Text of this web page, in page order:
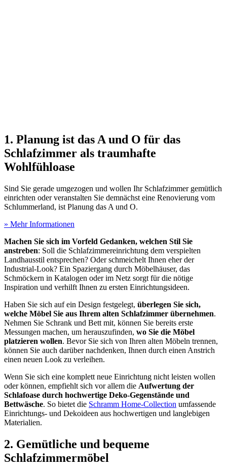
1. Planung ist das A und O für das
Schlafzimmer als traumhafte
Wohlfühloase
Sind Sie gerade umgezogen und wollen Ihr Schlafzimmer gemütlich
einrichten oder veranstalten Sie demnächst eine Renovierung vom
Schlummerland, ist Planung das A und O.
» Mehr Informationen
Machen Sie sich im Vorfeld Gedanken, welchen Stil Sie
anstreben: Soll die Schlafzimmereinrichtung dem verspielten
Landhausstil entsprechen? Oder schmeichelt Ihnen eher der
Industrial-Look? Ein Spaziergang durch Möbelhäuser, das
Schmöckern in Katalogen oder im Netz sorgt für die nötige
Inspiration und verhilft Ihnen zu ersten Einrichtungsideen.
Haben Sie sich auf ein Design festgelegt, überlegen Sie sich,
welche Möbel Sie aus Ihrem alten Schlafzimmer übernehmen.
Nehmen Sie Schrank und Bett mit, können Sie bereits erste
Messungen machen, um herauszufinden, wo Sie die Möbel
platzieren wollen. Bevor Sie sich von Ihren alten Möbeln trennen,
können Sie auch darüber nachdenken, Ihnen durch einen Anstrich
einen neuen Look zu verleihen.
Wenn Sie sich eine komplett neue Einrichtung nicht leisten wollen
oder können, empfiehlt sich vor allem die Aufwertung der
Schlafoase durch hochwertige Deko-Gegenstände und
Bettwäsche. So bietet die Schramm Home-Collection umfassende
Einrichtungs- und Dekoideen aus hochwertigen und langlebigen
Materialien.
2. Gemütliche und bequeme
Schlafzimmermöbel